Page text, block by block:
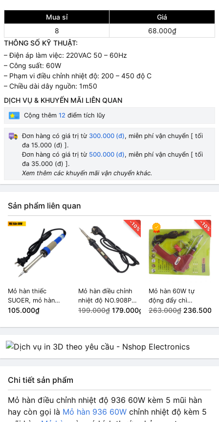
Mua sỉ
Giá
8
68.000₫
THÔNG SỐ KỸ THUẬT:
– Điện áp làm việc: 220VAC 50 – 60Hz
– Công suất: 60W
– Phạm vi điều chỉnh nhiệt độ: 200 – 450 độ C
– Chiều dài dây nguồn: 1m50
DỊCH VỤ & KHUYẾN MÃI LIÊN QUAN
Cộng thêm 12 điểm tích lũy
Đơn hàng có giá trị từ 300.000 (đ), miễn phí vận chuyển [ tối
đa 15.000 (đ) ].
Đơn hàng có giá trị từ 500.000 (đ), miễn phí vận chuyển [ tối
đa 35.000 (đ) ].
Xem thêm các khuyến mãi vận chuyển khác.
Sản phẩm liên quan
Mỏ hàn thiếc
SUOER, mỏ hàn
nung loại tốt 60W
105.000₫
-10%
Mỏ hàn điều chỉnh
nhiệt độ NO.908P
80W màn hình LCD
199.000₫ 179.000₫
-10%
Mỏ hàn 60W tự
động đẩy chì
900M/936 220VAC
263.000₫ 236.500₫
Chi tiết sản phẩm
Mỏ hàn điều chỉnh nhiệt độ 936 60W kèm 5 mũi hàn
hay còn gọi là Mỏ hàn 936 60W chỉnh nhiệt độ kèm 5